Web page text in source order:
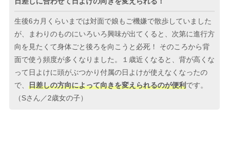
生後6カ月くらいまでは対面で娘もご機嫌で散歩していました
が、まわりのものにいろいろ興味が出てくると、次第に進行方
向を見たくて身体ごと後ろを向こうと必死！ そのころから背
面で使う頻度が多くなりました。１歳近くなると、背が高くな
って日よけに頭がぶつかり付属の日よけが使えなくなったの
で、 日差しの方向によって向きを変えられるのが便利です。
（Sさん／2歳女の子）